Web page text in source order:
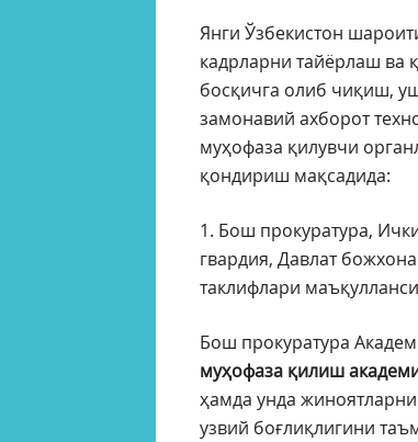
Янги Ўзбекистон
кадрларни тайёрлаш ва
босқичга олиб чиқиш,
замонавий ахборот
муҳофаза қилувчи
қондириш мақсадида:
1. Бош прокуратура,
гвардия, Давлат
таклифлари
Бош прокуратура
муҳофаза қилиш
ҳамда унда жиноятларни
узвий боғлиқлигини